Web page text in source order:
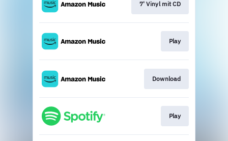
7' Vinyl mit CD
Play
Download
Play